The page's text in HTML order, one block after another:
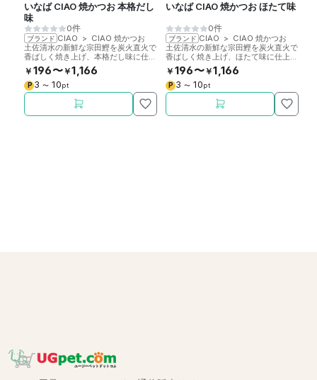
いなば CIAO 焼かつお 本格だし
味
0件
ブランド CIAO > CIAO 焼かつお
土佐清水の新鮮な宗田鰹を炭火直火で
香ばしく焼き上げ、本格だし味に仕上
げた、いなば社製の猫用おやつです。
国産。1本入。
￥ 196〜￥1,166
P 3 〜 10pt
いなば CIAO 焼かつお ほたて味
0件
ブランド CIAO > CIAO 焼かつお
土佐清水の新鮮な宗田鰹を炭火直火で
香ばしく焼き上げ、ほたて味に仕上げ
た、いなば社製の猫用おやつです。国
産。1本入。
￥ 196〜￥1,166
P 3 〜 10pt